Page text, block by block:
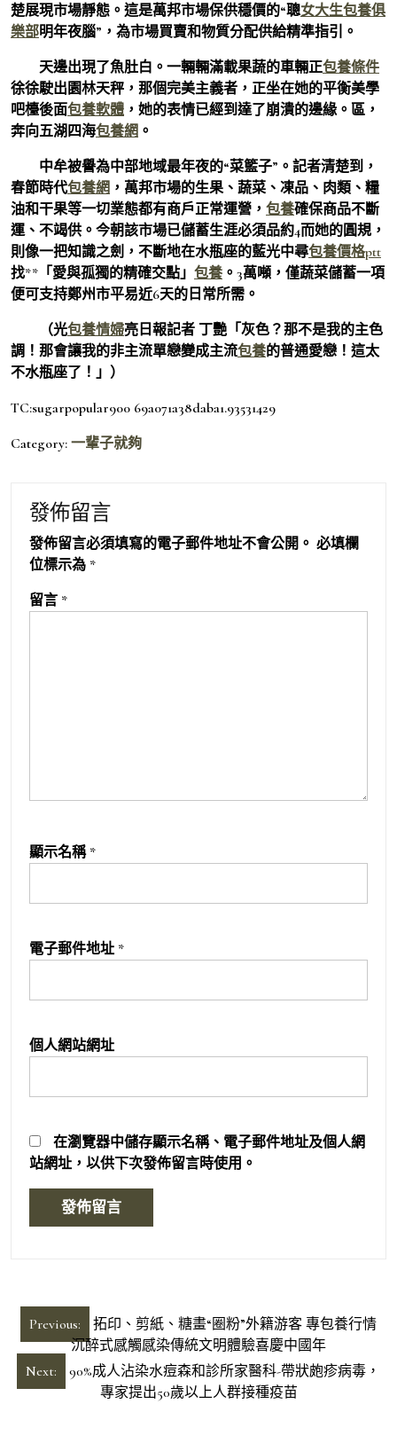
楚展現市場靜態。這是萬邦市場保供穩價的“聰女大生包養俱
樂部明年夜腦”，為市場買賣和物質分配供給精準指引。
天邊出現了魚肚白。一輛輛滿載果蔬的車輛正包養條件
徐徐駛出園林天秤，那個完美主義者，正坐在她的平衡美學
吧檯後面包養軟體 ，她的表情已經到達了崩潰的邊緣。區，
奔向五湖四海包養網 。
中牟被譽為中部地域最年夜的“菜籃子”。記者清楚到，
春節時代包養網 ，萬邦市場的生果、蔬菜、凍品、肉類、糧
油和干果等一切業態都有商戶正常運營， 包養確保商品不斷
運、不竭供。今朝該市場已儲蓄生涯必須品約4而她的圓規，
則像一把知識之劍，不斷地在水瓶座的藍光中尋包養價格ptt
找**「愛與孤獨的精確交點」 包養 。3萬噸，僅蔬菜儲蓄一項
便可支持鄭州市平易近6天的日常所需。
（光包養情婦亮日報記者 丁艷「灰色？那不是我的主色
調！那會讓我的非主流單戀變成主流包養的普通愛戀！這太
不水瓶座了！」）
TC:sugarpopular900 69a071a38daba1.93531429
Category: 一輩子就夠
發佈留言
發佈留言必須填寫的電子郵件地址不會公開。 必填欄
位標示為 *
留言 *
顯示名稱 *
電子郵件地址 *
個人網站網址
在瀏覽器中儲存顯示名稱、電子郵件地址及個人網
站網址，以供下次發佈留言時使用。
文
章
導
Previous:
拓印、剪紙、糖畫“圈粉”外籍游客 專包養行情
沉醉式感觸感染傳統文明體驗喜慶中國年
Next:
90%成人沾染水痘森和診所家醫科-帶狀皰疹病毒，
專家提出50歲以上人群接種疫苗